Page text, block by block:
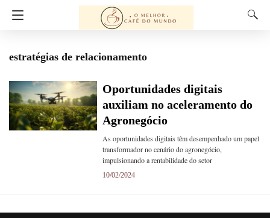
estratégias de relacionamento
Oportunidades digitais
auxiliam no aceleramento do
Agronegócio
As oportunidades digitais têm desempenhado um papel
transformador no cenário do agronegócio,
impulsionando a rentabilidade do setor
10/02/2024